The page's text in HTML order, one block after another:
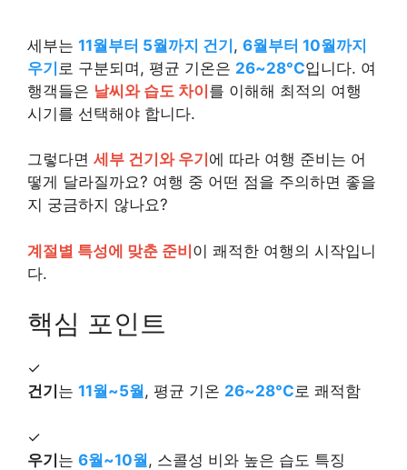
세부는 11월부터 5월까지 건기, 6월부터 10월까지
우기 로 구분되며, 평균 기온은 26~28°C입니다. 여
행객들은 날씨와 습도 차이를 이해해 최적의 여행
시기를 선택해야 합니다.
그렇다면 세부 건기와 우기 에 따라 여행 준비는 어
떻게 달라질까요? 여행 중 어떤 점을 주의하면 좋을
지 궁금하지 않나요?
계절별 특성에 맞춘 준비이 쾌적한 여행의 시작입니
다.
핵심 포인트
✓
건기 는 11월~5월 , 평균 기온 26~28°C로 쾌적함
✓
우기는 6월~10월, 스콜성 비와 높은 습도 특징